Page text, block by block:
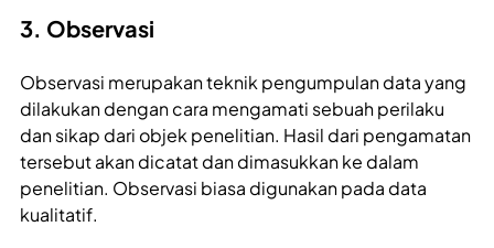
3. Observasi
Observasi merupakan teknik pengumpulan data yang
dilakukan dengan cara mengamati sebuah perilaku
dan sikap dari objek penelitian. Hasil dari pengamatan
tersebut akan dicatat dan dimasukkan ke dalam
penelitian. Observasi biasa digunakan pada data
kualitatif.